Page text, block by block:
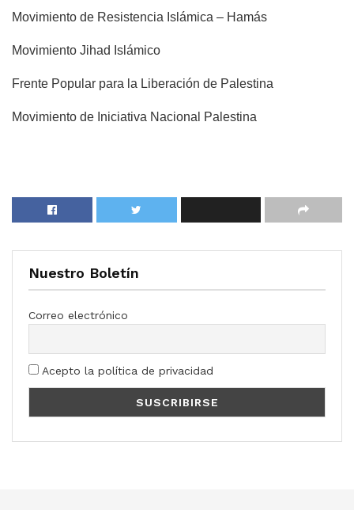
Movimiento de Resistencia Islámica – Hamás
Movimiento Jihad Islámico
Frente Popular para la Liberación de Palestina
Movimiento de Iniciativa Nacional Palestina
Nuestro Boletín
Correo electrónico
Acepto la política de privacidad